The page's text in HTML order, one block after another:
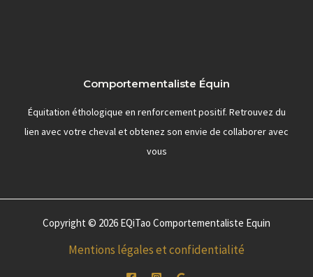
Comportementaliste Équin
Équitation éthologique en renforcement positif. Retrouvez du
lien avec votre cheval et obtenez son envie de collaborer avec
vous
Copyright © 2026 EQiTao Comportementaliste Equin
Mentions légales et confidentialité